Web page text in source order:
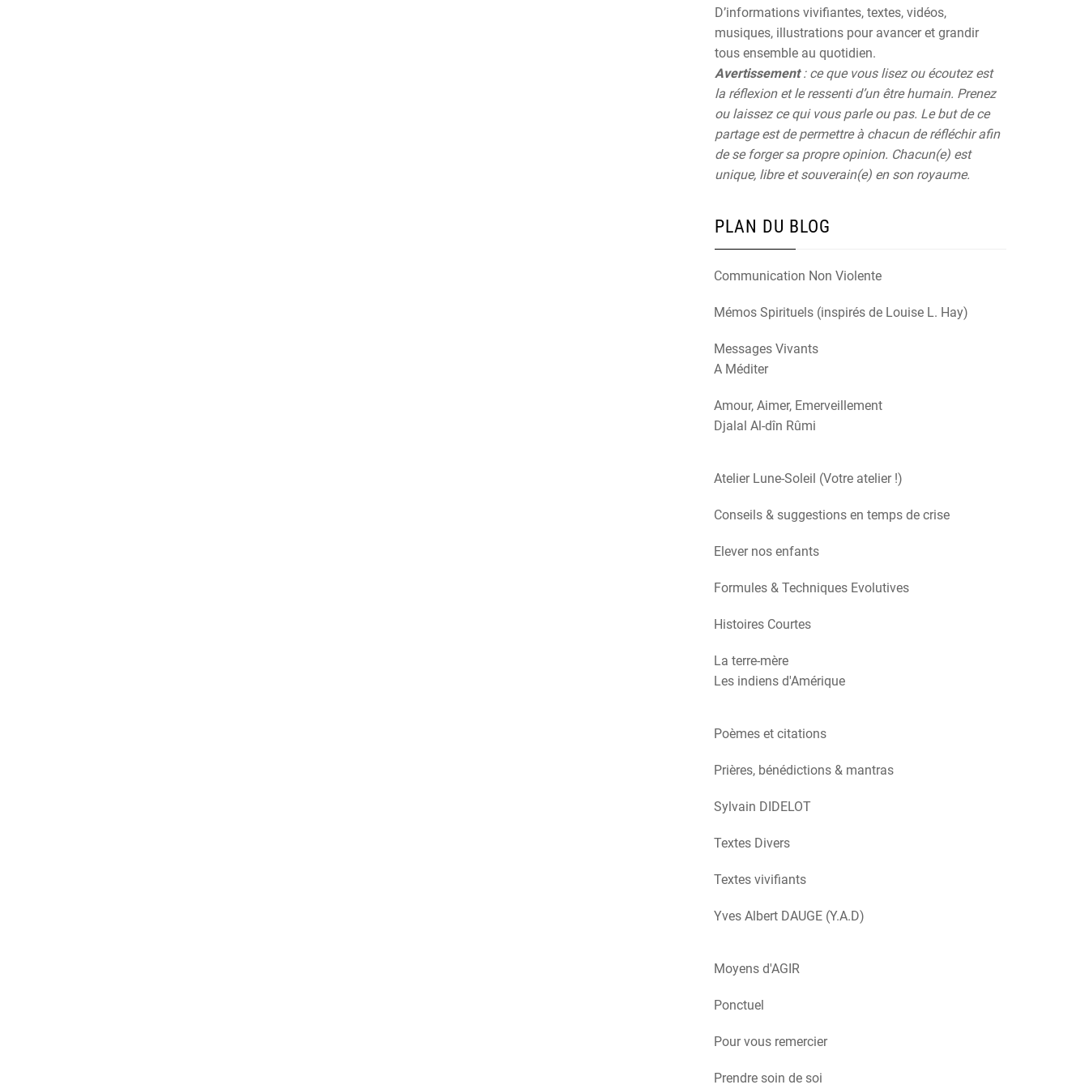
D’informations vivifiantes, textes, vidéos,
musiques, illustrations pour avancer et grandir
tous ensemble au quotidien.
Avertissement: ce que vous lisez ou écoutez est
la réflexion et le ressenti d’un être humain. Prenez
ou laissez ce qui vous parle ou pas. Le but de ce
partage est de permettre à chacun de réfléchir afin
de se forger sa propre opinion. Chacun(e) est
unique, libre et souverain(e) en son royaume.
PLAN DU BLOG
Communication Non Violente
Mémos Spirituels (inspirés de Louise L. Hay)
Messages Vivants
A Méditer
Amour, Aimer, Emerveillement
Djalal Al-dîn Rûmi
Atelier Lune-Soleil (Votre atelier !)
Conseils & suggestions en temps de crise
Elever nos enfants
Formules & Techniques Evolutives
Histoires Courtes
La terre-mère
Les indiens d'Amérique
Poèmes et citations
Prières, bénédictions & mantras
Sylvain DIDELOT
Textes Divers
Textes vivifiants
Yves Albert DAUGE (Y.A.D)
Moyens d'AGIR
Ponctuel
Pour vous remercier
Prendre soin de soi